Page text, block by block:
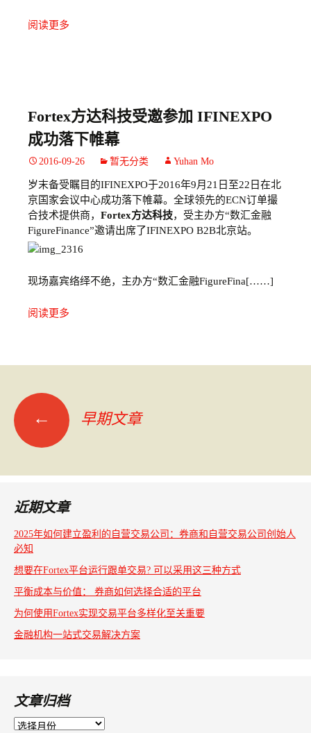
阅读更多
Fortex方达科技受邀参加 IFINEXPO
成功落下帷幕
2016-09-26 暂无分类 Yuhan Mo
岁末备受瞩目的IFINEXPO于2016年9月21日至22日在北
京国家会议中心成功落下帷幕。全球领先的ECN订单撮
合技术提供商， Fortex方达科技，受主办方“数汇金融
FigureFinance”邀请出席了IFINEXPO B2B北京站。
现场嘉宾络绎不绝，主办方“数汇金融FigureFina[……]
阅读更多
文
导
航
← 早期文章
近期文章
2025年如何建立盈利的自营交易公司：券商和自营交易公司创始人
必知
想要在Fortex平台运行跟单交易? 可以采用这三种方式
平衡成本与价值： 券商如何选择合适的平台
为何使用Fortex实现交易平台多样化至关重要
金融机构一站式交易解决方案
文章归档
文